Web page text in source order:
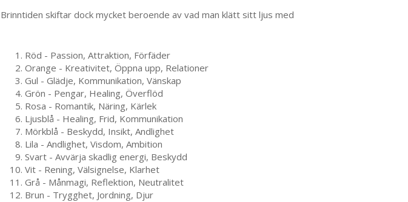
Brinntiden skiftar dock mycket beroende av vad man klätt sitt ljus med
Röd - Passion, Attraktion, Förfäder
Orange - Kreativitet, Öppna upp, Relationer
Gul - Glädje, Kommunikation, Vänskap
Grön - Pengar, Healing, Överflöd
Rosa - Romantik, Näring, Kärlek
Ljusblå - Healing, Frid, Kommunikation
Mörkblå - Beskydd, Insikt, Andlighet
Lila - Andlighet, Visdom, Ambition
Svart - Avvärja skadlig energi, Beskydd
Vit - Rening, Välsignelse, Klarhet
Grå - Månmagi, Reflektion, Neutralitet
Brun - Trygghet, Jordning, Djur